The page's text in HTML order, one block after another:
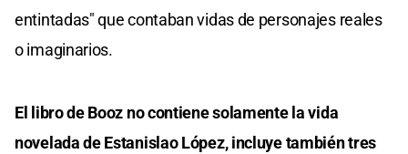
entintadas" que contaban vidas de personajes reales
o imaginarios.
El libro de Booz no contiene solamente la vida
novelada de Estanislao López, incluye también tres